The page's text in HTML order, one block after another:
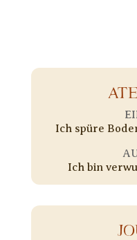
Ich spüre
Ich bin